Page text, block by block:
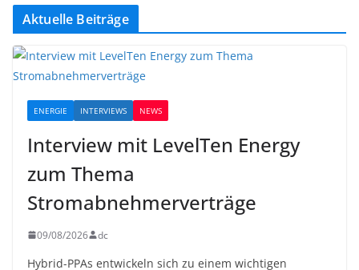
Aktuelle Beiträge
ENERGIE INTERVIEWS NEWS
Interview mit LevelTen Energy
zum Thema
Stromabnehmerverträge
09/08/2026 dc
Hybrid-PPAs entwickeln sich zu einem wichtigen